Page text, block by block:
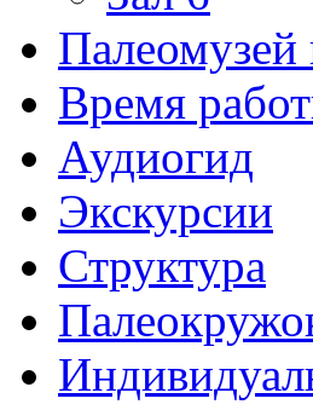
Палеомузей
Время
Аудиогид
Экскурсии
Структура